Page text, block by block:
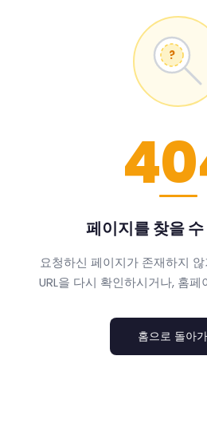
?
페이지를 찾을
요청하신 페이지가 존재하지
URL을 다시 확인하시거나, 홈
홈으로 돌아